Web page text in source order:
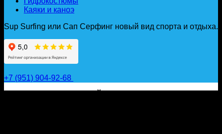
Каяки и каноэ
Sup Surfing или Сап Серфинг новый вид спорта и отдыха.
+7 (951) 904-92-68